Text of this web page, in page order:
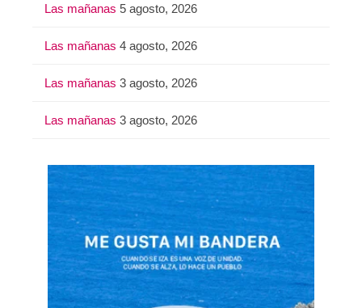
Las mañanas 5 agosto, 2026
Las mañanas 4 agosto, 2026
Las mañanas 3 agosto, 2026
Las mañanas 3 agosto, 2026